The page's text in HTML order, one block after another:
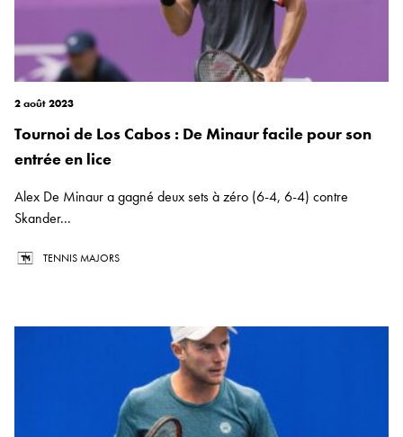
2 août 2023
Tournoi de Los Cabos : De Minaur facile pour son
entrée en lice
Alex De Minaur a gagné deux sets à zéro (6-4, 6-4) contre
Skander...
TENNIS MAJORS